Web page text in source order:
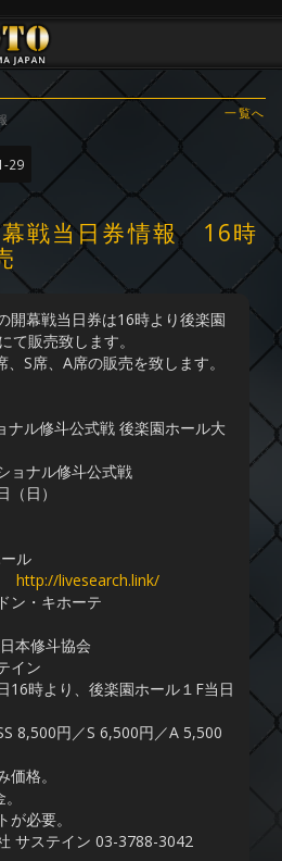
一覧へ
29
戦当日券情報 16時
開幕戦当日券は16時より後楽園
て販売致します。
S席、A席の販売を致します。
ナル修斗公式戦 後楽園ホール大
ョナル修斗公式戦
（日）
ル
http://livesearch.link/
ン・キホーテ
本修斗協会
イン
16時より、後楽園ホール１F当日
8,500円／S 6,500円／A 5,500
格。
必要。
サステイン 03-3788-3042